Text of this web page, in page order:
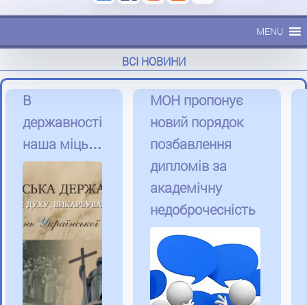
MENU
ВСІ НОВИНИ
В
державності
наша міць…
МОН пропонує
новий порядок
позбавлення
дипломів за
академічну
недоброчесність